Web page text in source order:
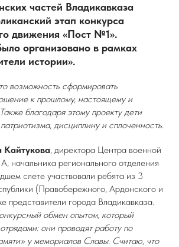
частей Владикавказа
этап конкурса
движения «Пост №1».
организовано в рамках
истории».
возможность сформировать
к прошлому, настоящему и
благодаря этому проекту дети
дисциплину и сплоченность.
Кайтукова, директора Центра военной
начальника регионального отделения
слете участвовали ребята из 3
(Правобережного, Ардонского и
представители города Владикавказа.
обмен опытом, который
они проводят работу по
у мемориалов Славы. Считаю, что